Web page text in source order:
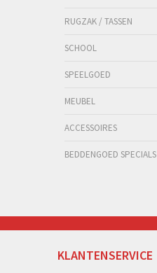
RUGZAK / TASSEN
SCHOOL
SPEELGOED
MEUBEL
ACCESSOIRES
BEDDENGOED SPECIALS
KLANTENSERVICE